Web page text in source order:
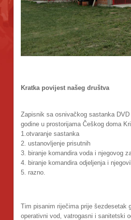
Kratka povijest našeg društva
Zapisnik sa osnivačkog sastanka
godine u prostorijama Češkog doma
1.otvaranje sastanka
2. ustanovljenje prisutnih
3. biranje komandira voda i njegovog
4. biranje komandira odjeljenja i
5. razno.
Tim pisanim riječima prije šezdesetak
operativni vod, vatrogasni i sanitetski